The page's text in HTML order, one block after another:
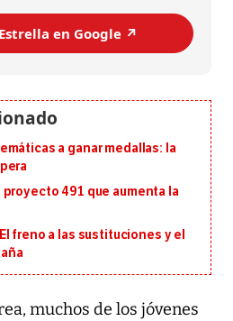
en Google ↗️
a ganar medallas: la
491 que aumenta la
freno a las sustituciones y el
muchos de los jóvenes